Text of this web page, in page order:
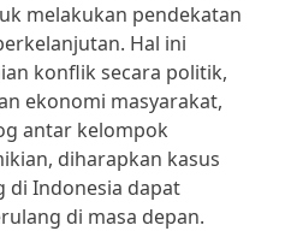
melakukan pendekatan
Hal ini
konflik secara politik,
ekonomi masyarakat,
antar kelompok
diharapkan kasus
di Indonesia dapat
di masa depan.